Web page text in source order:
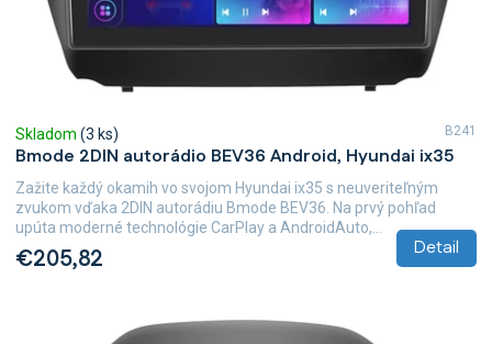
Bmode 2DIN autorádio BEV36 Android, Hyundai ix35
Skladom (3 ks)
€205,82 Detail
Zažite každý okamih vo svojom Hyundai ix35 s neuveriteľným
zvukom vďaka 2DIN autorádiu Bmode BEV36. Na prvý pohľad
upúta moderné technológie CarPlay a AndroidAuto,...
B241